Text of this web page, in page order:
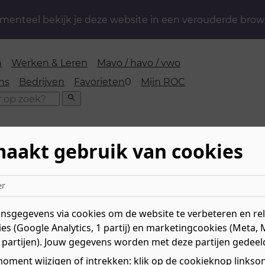
bekijk je deze website in een verouderde
Werken & Leren
Mavo / havo / vwo
Bedrijven Favorieten0 favorieten
Mijn ROC
Zoeken
Mechanica»Werktuigbouw & Elektrotechniek»
installaties en systemen
industriële
gebruik van cookies
via cookies om de website te verbeteren en
(Google Analytics, 1 partij) en marketingcookies (Meta,
Jouw gegevens worden met deze partijen
wijzigen of intrekken: klik op de cookieknop